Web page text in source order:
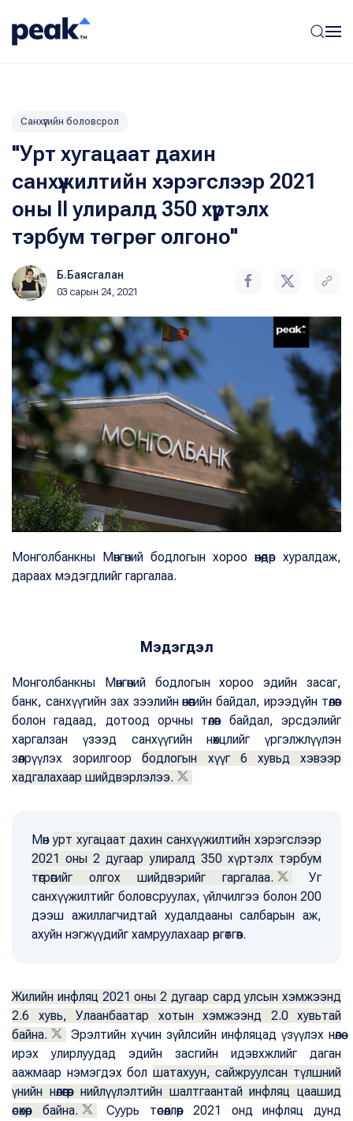
Санхүүгийн боловсрол
"Урт хугацаат дахин
санхүүжилтийн хэрэгслээр 2021
оны II улиралд 350 хүртэлх
тэрбум төгрөг олгоно"
Б.Баясгалан
03 сарын 24, 2021
Монголбанкны Мөнгөний бодлогын хороо өнөөдөр хуралдаж,
дараах мэдэгдлийг гаргалаа.
Мэдэгдэл
Монголбанкны Мөнгөний бодлогын хороо эдийн засаг,
банк, санхүүгийн зах зээлийн өнөөгийн байдал, ирээдүйн төлөв
болон гадаад, дотоод орчны төлөв байдал, эрсдэлийг
харгалзан үзээд санхүүгийн нөхцлийг үргэлжлүүлэн
зөөлрүүлэх зорилгоорбодлогын хүүг 6 хувьд хэвээр
хадгалахаар шийдвэрлэлээ.
Мөнурт хугацаат дахин санхүүжилтийн хэрэгслээр
2021 оны 2 дугаар улиралд 350 хүртэлх тэрбум
төгрөгийг олгох шийдвэрийг гаргалаа.
Уг
санхүүжилтийг боловсруулах, үйлчилгээ болон 200
дээш ажиллагчидтай худалдааны салбарын аж,
ахуйн нэгжүүдийг хамруулахаар өргөтгөв.
Жилийн инфляц 2021 оны 2 дугаар сард улсын хэмжээнд
2.6 хувь, Улаанбаатар хотын хэмжээнд 2.0 хувьтай
байна.
Эрэлтийн хүчин зүйлсийн инфляцад үзүүлэх нөлөө
ирэх улирлуудад эдийн засгийн идэвхжлийг даган
аажмаар нэмэгдэх бол шатахуун, cайжруулсан түлшний
үнийн нөлөөгөөр нийлүүлэлтийн шалтгаантай инфляц цаашид
өсөхөөр байна.
Суурь төсөөллөөр 2021 онд инфляц дунд